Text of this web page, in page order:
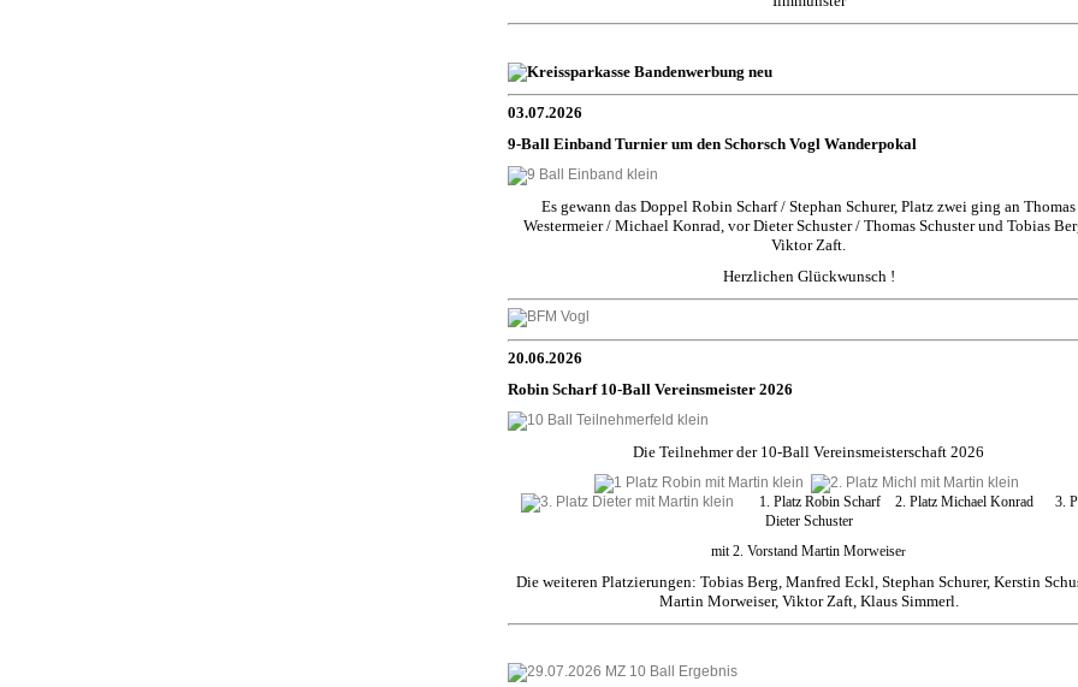
03.07.2026
9-Ball Einband Turnier um den Schorsch Vogl Wanderpokal
Es gewann das Doppel Robin Scharf / Stephan Schurer, Platz zwei ging an Thomas
Westermeier / Michael Konrad, vor Dieter Schuster / Thomas Schuster und Tobias
Viktor Zaft.
Herzlichen Glückwunsch !
20.06.2026
Robin Scharf 10-Ball Vereinsmeister 2026
Die Teilnehmer der 10-Ball Vereinsmeisterschaft 2026
1. Platz Robin Scharf 2. Platz Michael Konrad 3.
Dieter Schuster
mit 2. Vorstand Martin Morweiser
Die weiteren Platzierungen: Tobias Berg, Manfred Eckl, Stephan Schurer, Kerstin
Martin Morweiser, Viktor Zaft, Klaus Simmerl.